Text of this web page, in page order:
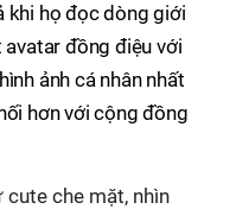
khi họ đọc dòng giới
đồng điệu với
ảnh cá nhân nhất
hơn với cộng đồng
che mặt, nhìn